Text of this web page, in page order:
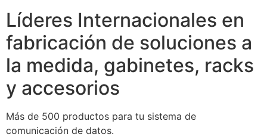
Líderes Internacionales en
fabricación de soluciones a
la medida, gabinetes, racks
y accesorios
Más de 500 productos para tu sistema de
comunicación de datos.